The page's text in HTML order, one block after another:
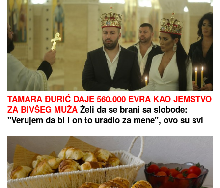
TAMARA ĐURIĆ DAJE 560.000 EVRA KAO JEMSTVO
ZA BIVŠEG MUŽA Želi da se brani sa slobode:
"Verujem da bi i on to uradio za mene", ovo su svi